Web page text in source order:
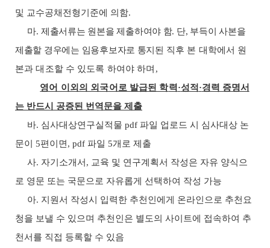
및 교수공채전형기준에 의함.
마. 제출서류는 원본을 제출하여야 함. 단, 부득이 사본을
제출할 경우에는 임용후보자로 통지된 직후 본 대학에서 원
본과 대조할 수 있도록 하여야 하며 ,
영어 이외의 외국어로 발급된 학력·성적 ·경력 증명서
는 반드시 공증된 번역문을 제출
바. 심사대상연구실적물 pdf 파일 업로드 시 심사대상 논
문이 5편이면 , pdf 파일 5개로 제출
사. 자기소개서 , 교육 및 연구계획서 작성은 자유 양식으
로 영문 또는 국문으로 자유롭게 선택하여 작성 가능
아. 지원서 작성시 입력한 추천인에게 온라인으로 추천요
청을 보낼 수 있으며 추천인은 별도의 사이트에 접속하여 추
천서를 직접 등록할 수 있음